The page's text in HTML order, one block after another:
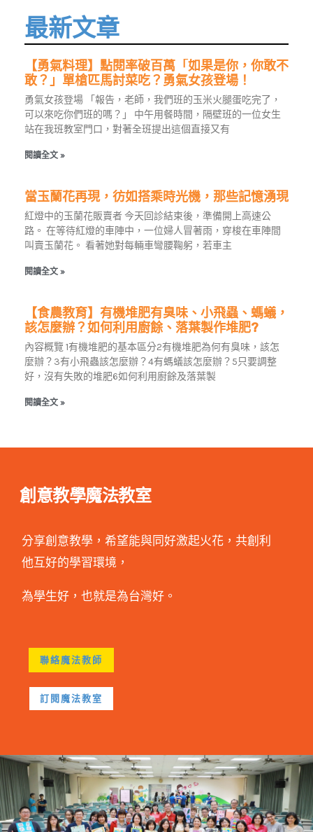
最新文章
【勇氣料理】點閱率破百萬「如果是你，你敢不
敢？」單槍匹馬討菜吃？勇氣女孩登場！
勇氣女孩登場 「報告，老師，我們班的玉米火腿蛋吃完了，
可以來吃你們班的嗎？」 中午用餐時間，隔壁班的一位女生
站在我班教室門口，對著全班提出這個直接又有
閱讀全文 »
當玉蘭花再現，彷如搭乘時光機，那些記憶湧現
紅燈中的玉蘭花販賣者 今天回診結束後，準備開上高速公
路。 在等待紅燈的車陣中，一位婦人冒著雨，穿梭在車陣間
叫賣玉蘭花。 看著她對每輛車彎腰鞠躬，若車主
閱讀全文 »
【食農教育】有機堆肥有臭味、小飛蟲、螞蟻，
該怎麼辦？如何利用廚餘、落葉製作堆肥?
內容概覽 1有機堆肥的基本區分2有機堆肥為何有臭味，該怎
麼辦？3有小飛蟲該怎麼辦？4有螞蟻該怎麼辦？5只要調整
好，沒有失敗的堆肥6如何利用廚餘及落葉製
閱讀全文 »
創意教學魔法教室
分享創意教學，希望能與同好激起火花，共創利
他互好的學習環境，
為學生好，也就是為台灣好。
聯絡魔法教師
訂閱魔法教室